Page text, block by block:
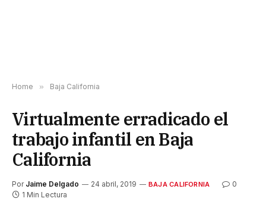
Home » Baja California
Virtualmente erradicado el
trabajo infantil en Baja
California
Por Jaime Delgado 24 abril, 2019 BAJA CALIFORNIA
0
1 Min Lectura